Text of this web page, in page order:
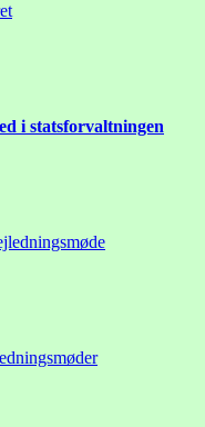
i statsforvaltningen